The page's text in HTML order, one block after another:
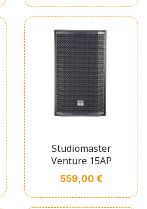
Studiomaster
Venture 15AP
Prix
559,00 €